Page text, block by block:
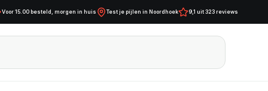
Voor 15.00 besteld, morgen in huis Test je pijlen in Noordhoek 9,1 uit 323 reviews